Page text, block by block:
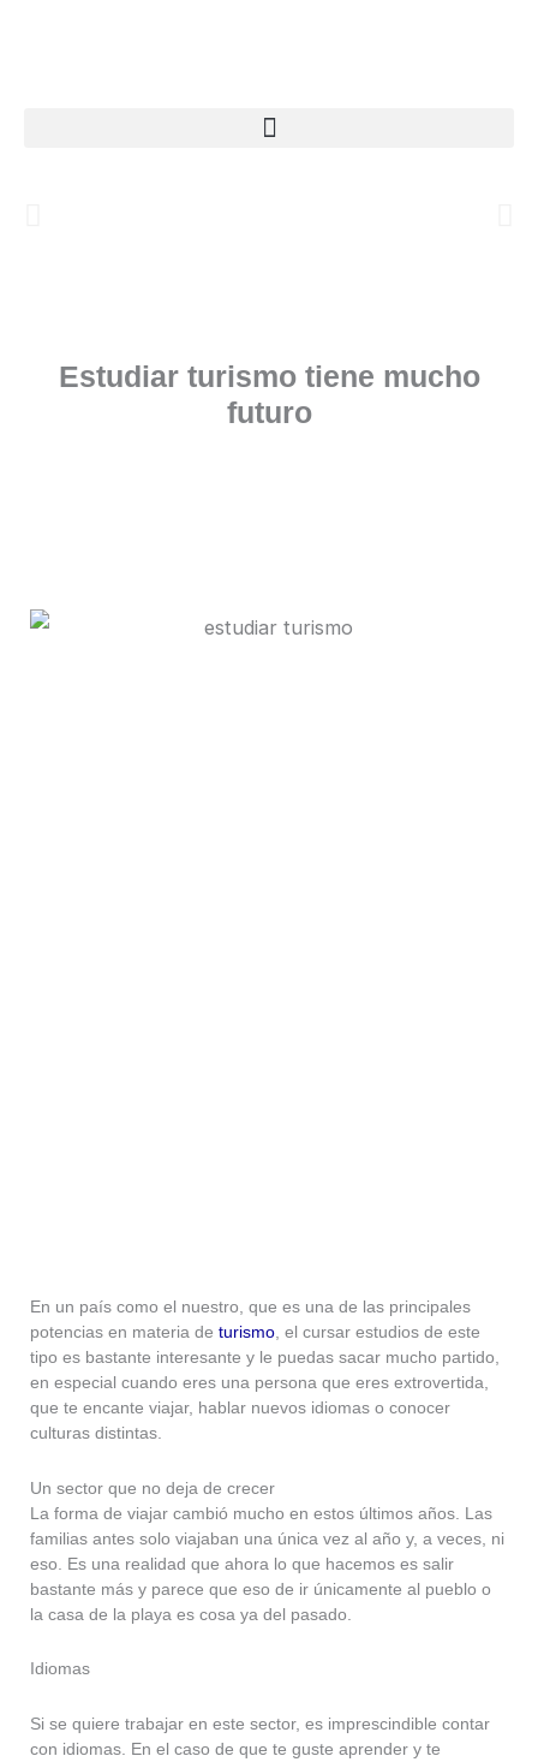
Estudiar turismo tiene mucho
futuro
En un país como el nuestro, que es una de las principales
potencias en materia deturismo, el cursar estudios de este
tipo es bastante interesante y le puedas sacar mucho partido,
en especial cuando eres una persona que eres extrovertida,
que te encante viajar, hablar nuevos idiomas o conocer
culturas distintas.
Un sector que no deja de crecer
La forma de viajar cambió mucho en estos últimos años. Las
familias antes solo viajaban una única vez al año y, a veces, ni
eso. Es una realidad que ahora lo que hacemos es salir
bastante más y parece que eso de ir únicamente al pueblo o
la casa de la playa es cosa ya del pasado.
Idiomas
Si se quiere trabajar en este sector, es imprescindible contar
con idiomas. En el caso de que te guste aprender y te